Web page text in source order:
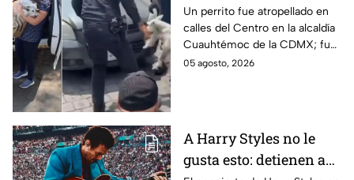
la alcaldía
Cuauhtémoc; policías
lo rescatan y entregan
a su dueña
Un perrito fue atropellado en
calles del Centro en la alcaldía
Cuauhtémoc de la CDMX; fue
rescatado y resguardado por
05 agosto, 2026
A Harry Styles no le
gusta esto: detienen a